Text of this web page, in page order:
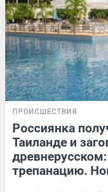
ПРОИСШЕСТВИЯ
Россиянка
Таиланде и
трепанацию.